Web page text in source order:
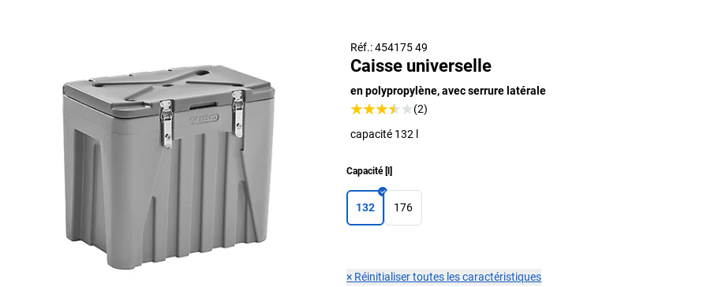
Réf.: 454175 49
Caisse universelle
en polypropylène, avec serrure latérale
(2)
capacité 132 l
Capacité[ l]
132 176
× Réinitialiser toutes les caractéristiques